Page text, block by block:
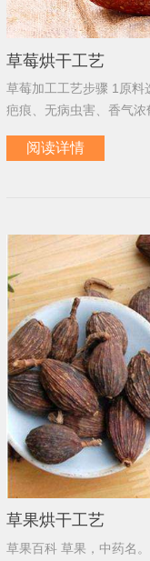
草莓烘干工艺
草莓加工工艺步骤 1原料
疤痕、无病虫害、香气浓
阅读详情
草果烘干工艺
草果百科 草果，中药名